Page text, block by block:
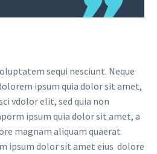
sequi nesciunt. Neque
ipsum quia dolor sit amet,
vdolor elit, sed quia non
ipsum quia dolor sit amet, a
magnam aliquam quaerat
ipsum dolor sit amet eius dolore